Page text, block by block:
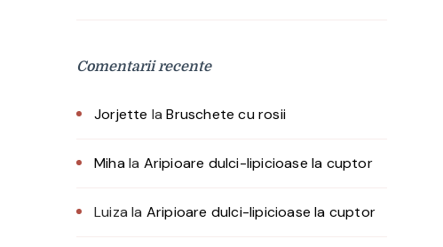
Comentarii recente
Jorjette laBruschete cu rosii
Mihala Aripioare dulci-lipicioase la cuptor
Luiza la Aripioare dulci-lipicioase la cuptor